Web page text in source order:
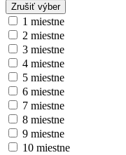
Zrušiť výber
1 miestne
2 miestne
3 miestne
4 miestne
5 miestne
6 miestne
7 miestne
8 miestne
9 miestne
10 miestne